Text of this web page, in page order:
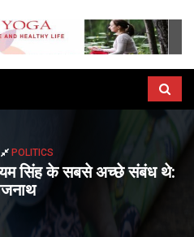
POLITICS
सिंह के सबसे अच्छे संबंध थे: